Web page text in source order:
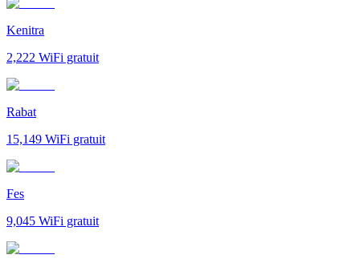
Kenitra
2,222 WiFi gratuit
Rabat
15,149 WiFi gratuit
Fes
9,045 WiFi gratuit